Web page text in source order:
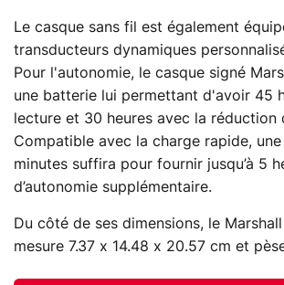
Le casque sans fil est également
transducteurs dynamiques
Pour l'autonomie, le casque signé
une batterie lui permettant d'avoir 45
lecture et 30 heures avec la réduction
Compatible avec la charge rapide, une
minutes suffira pour fournir jusqu’à 5
d’autonomie supplémentaire.
Du côté de ses dimensions, le Marshall
mesure 7.37 x 14.48 x 20.57 cm et